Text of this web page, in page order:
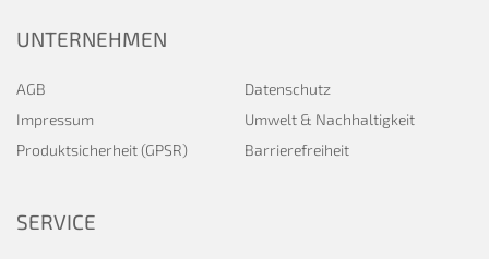
UNTERNEHMEN
AGB
Datenschutz
Impressum
Umwelt & Nachhaltigkeit
Produktsicherheit (GPSR)
Barrierefreiheit
SERVICE